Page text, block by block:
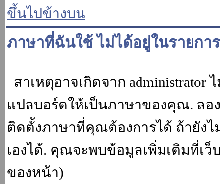
ขึ้นไปข้างบน
ภาษาที่ฉันใช้ ไม่ได้อยู่ในรายกา
สาเหตุอาจเกิดจาก
แปลบอร์ดให้เป็นภาษาของคุณ. ลอง
ติดตั้งภาษาที่คุณต้องการได้ ถ้ายัง
เองได้. คุณจะพบข้อมูลเพิ่มเติมที่เว็
ของหน้า)